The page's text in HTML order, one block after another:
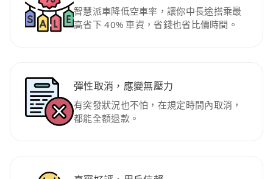
智慧派車降低空車率，讓你中長途搭乘最
高省下 40% 車資，省錢也省比價時間。
彈性取消，應變無壓力
有突發狀況也不怕，在規定時間內取消，
都能全額退款。